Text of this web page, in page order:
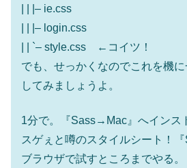
| | |– ie.css
| | |– login.css
| | `– style.css ←コイツ！
でも、せっかくなのでこれを機
してみましょうよ。
1分で。『Sass→Mac』へインス
スゲぇと噂のスタイルシート！
ブラウザで試すところまでやる。